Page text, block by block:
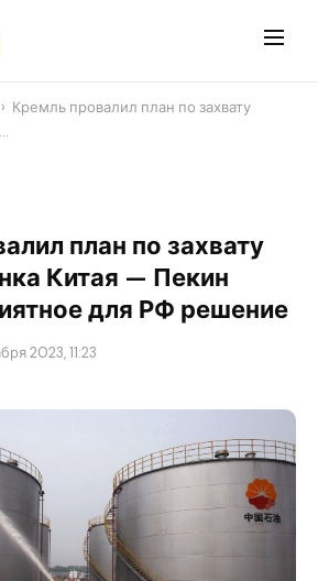
› Кремль провалил план по захвату
план по захвату
Китая — Пекин
для РФ решение
2023, 11:23